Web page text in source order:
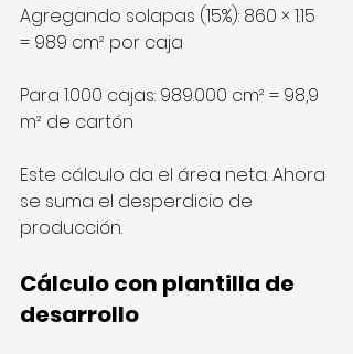
Agregando solapas (15%): 860 × 1.15
= 989 cm² por caja
Para 1.000 cajas: 989.000 cm² = 98,9
m² de cartón
Este cálculo da el área neta. Ahora
se suma el desperdicio de
producción.
Cálculo con plantilla de
desarrollo